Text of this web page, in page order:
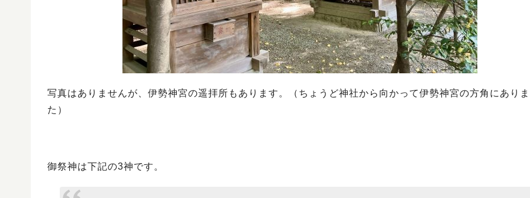
写真はありませんが、伊勢神宮の遥拝所もあります。（ちょうど神社から向かって伊勢神宮の方角にあり
た）
御祭神は下記の3神です。